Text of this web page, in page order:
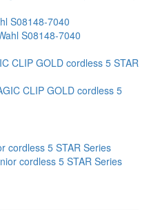
S08148-7040
CLIP GOLD cordless 5 STAR
cordless 5 STAR Series